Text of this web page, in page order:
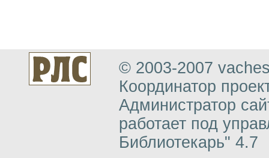
© 2003-2007
Координатор
Администратор
работает под
Библиотекарь" 4.7